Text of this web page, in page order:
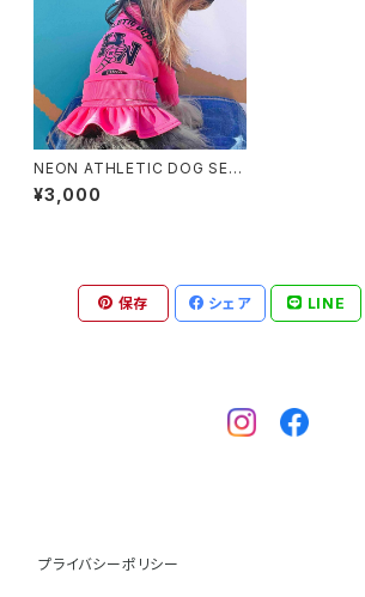
NEON ATHLETIC DOG SET
UP スカート
¥3,000
保存 シェア LINE
プライバシーポリシー